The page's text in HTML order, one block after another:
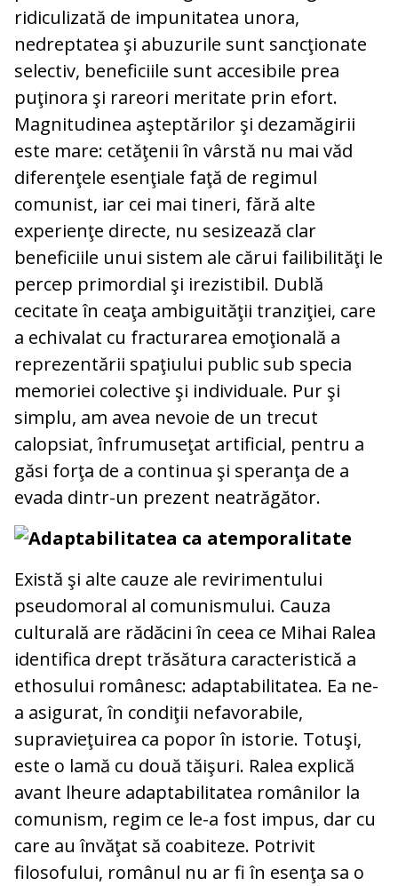
ridiculizată de impunitatea unora,
nedreptatea şi abuzurile sunt sancţionate
selectiv, beneficiile sunt accesibile prea
puţinora şi rareori meritate prin efort.
Magnitudinea aşteptărilor şi dezamăgirii
este mare: cetăţenii în vârstă nu mai văd
diferenţele esenţiale faţă de regimul
comunist, iar cei mai tineri, fără alte
experienţe directe, nu sesizează clar
beneficiile unui sistem ale cărui failibilităţi le
percep primordial şi irezistibil. Dublă
cecitate în ceaţa ambiguităţii tranziţiei, care
a echivalat cu fracturarea emoţională a
reprezentării spaţiului public sub specia
memoriei colective şi individuale. Pur şi
simplu, am avea nevoie de un trecut
calopsiat, înfrumuseţat artificial, pentru a
găsi forţa de a continua şi speranţa de a
evada dintr-un prezent neatrăgător.
Adaptabilitatea ca atemporalitate
Există şi alte cauze ale revirimentului
pseudomoral al comunismului. Cauza
culturală are rădăcini în ceea ce Mihai Ralea
identifica drept trăsătura caracteristică a
ethosului românesc: adaptabilitatea. Ea ne-
a asigurat, în condiţii nefavorabile,
supravieţuirea ca popor în istorie. Totuşi,
este o lamă cu două tăişuri. Ralea explică
avant lheure adaptabilitatea românilor la
comunism, regim ce le-a fost impus, dar cu
care au învăţat să coabiteze. Potrivit
filosofului, românul nu ar fi în esenţa sa o